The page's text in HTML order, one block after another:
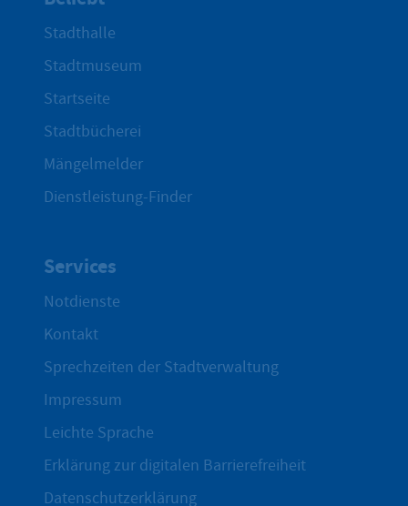
Stadthalle
Stadtmuseum
Startseite
Stadtbücherei
Mängelmelder
Dienstleistung-Finder
Services
Notdienste
Kontakt
Sprechzeiten der Stadtverwaltung
Impressum
Leichte Sprache
Erklärung zur digitalen Barrierefreiheit
Datenschutzerklärung